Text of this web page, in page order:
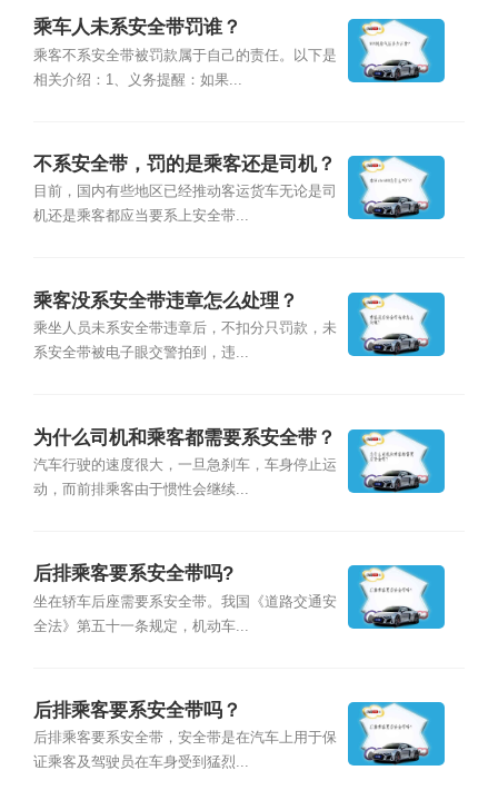
乘车人未系安全带罚谁？
乘客不系安全带被罚款属于自己的责任。以下是
相关介绍：1、义务提醒：如果...
不系安全带，罚的是乘客还是司机？
目前，国内有些地区已经推动客运货车无论是司
机还是乘客都应当要系上安全带...
乘客没系安全带违章怎么处理？
乘坐人员未系安全带违章后，不扣分只罚款，未
系安全带被电子眼交警拍到，违...
为什么司机和乘客都需要系安全带？
汽车行驶的速度很大，一旦急刹车，车身停止运
动，而前排乘客由于惯性会继续...
后排乘客要系安全带吗?
坐在轿车后座需要系安全带。我国《道路交通安
全法》第五十一条规定，机动车...
后排乘客要系安全带吗？
后排乘客要系安全带，安全带是在汽车上用于保
证乘客及驾驶员在车身受到猛烈...